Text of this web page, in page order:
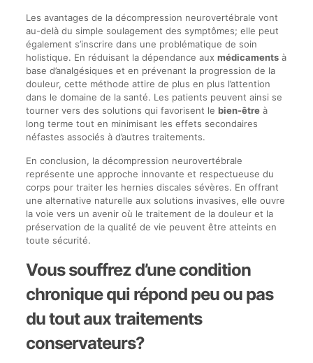
Les avantages de la décompression neurovertébrale vont
au-delà du simple soulagement des symptômes; elle peut
également s’inscrire dans une problématique de soin
holistique. En réduisant la dépendance aux médicamentsà
base d’analgésiques et en prévenant la progression de la
douleur, cette méthode attire de plus en plus l’attention
dans le domaine de la santé. Les patients peuvent ainsi se
tourner vers des solutions qui favorisent le bien-êtreà
long terme tout en minimisant les effets secondaires
néfastes associés à d’autres traitements.
En conclusion, la décompression neurovertébrale
représente une approche innovante et respectueuse du
corps pour traiter les hernies discales sévères. En offrant
une alternative naturelle aux solutions invasives, elle ouvre
la voie vers un avenir où le traitement de la douleur et la
préservation de la qualité de vie peuvent être atteints en
toute sécurité.
Vous souffrez d’une condition
chronique qui répond peu ou pas
du tout aux traitements
conservateurs?